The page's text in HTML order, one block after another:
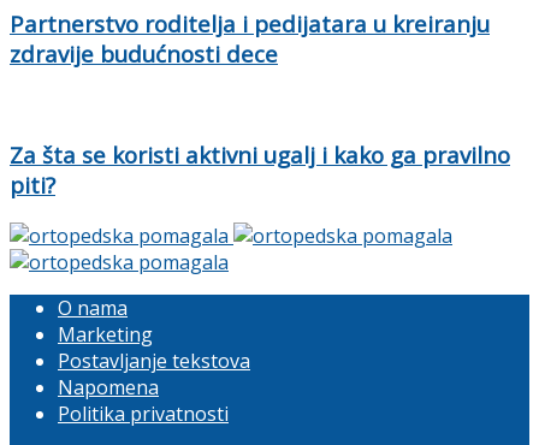
Partnerstvo roditelja i pedijatara u kreiranju
zdravije budućnosti dece
Za šta se koristi aktivni ugalj i kako ga pravilno
piti?
O nama
Marketing
Postavljanje tekstova
Napomena
Politika privatnosti